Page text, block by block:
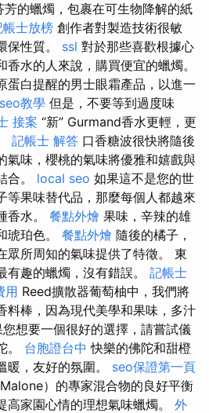
的蠟燭，包裹在可生物降解的紙
帳士放榜 創作者對製造技術很敏
保性質。 ssl 對於那些喜歡根據心
水的人來說，購買便宜的蠟燭。
蛋白提醒的男士眼霜產品，以進一
seo教學 但是，不要等到過度味
接案 “新” Gurmand香水更輕，更
記帳士 解答 口香糖波很快將隨後
氣味，櫻桃的氣味將優雅和嬉戲與
合。 local seo 如果這不是您的世
等果味替代品，那麼每個人都越來
香水。 餐點外燴 果味，辛辣的雄
琥珀色。 餐點外燴 隨後的橘子，
眾所周知的氣味提供了特徵。 東
有趣的蠟燭，沒有錯誤。 記帳士
用 Reed擴散器葡萄柚中，我們將
料棒，因為現代美學和果味，多汁
您想要一個很好的選擇，請嘗試儀
。 台胞證台中 快樂的佛陀和甜橙
暖，友好的氛圍。 seo保證第一頁
Malone）的專家混合物的良好平衡
高家園心情的理想氣味蠟燭。 外